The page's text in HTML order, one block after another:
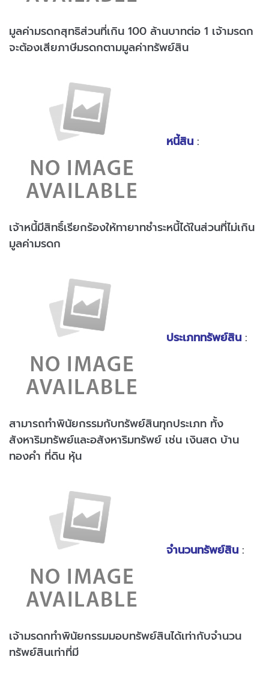
มูลค่ามรดกสุทธิส่วนที่เกิน 100 ล้านบาทต่อ 1 เจ้ามรดก
จะต้องเสียภาษีมรดกตามมูลค่าทรัพย์สิน
หนี้สิน :
เจ้าหนี้มีสิทธิ์เรียกร้องให้ทายาทชำระหนี้ได้ในส่วนที่ไม่เกิน
มูลค่ามรดก
ประเภททรัพย์สิน :
สามารถทำพินัยกรรมกับทรัพย์สินทุกประเภท ทั้ง
สังหาริมทรัพย์และอสังหาริมทรัพย์ เช่น เงินสด บ้าน
ทองคำ ที่ดิน หุ้น
จำนวนทรัพย์สิน :
เจ้ามรดกทำพินัยกรรมมอบทรัพย์สินได้เท่ากับจำนวน
ทรัพย์สินเท่าที่มี